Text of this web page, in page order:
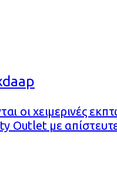
οι χειμερινές
Outlet με